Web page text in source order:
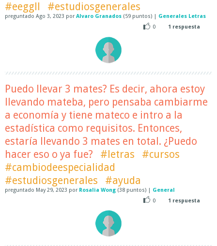
#eeggll
#estudiosgenerales
preguntado Ago 3, 2023 por Alvaro Granados (59 puntos) | Generales Letras
0
1 respuesta
Puedo llevar 3 mates? Es decir, ahora estoy
llevando mateba, pero pensaba cambiarme
a economía y tiene mateco e intro a la
estadística como requisitos. Entonces,
estaría llevando 3 mates en total. ¿Puedo
hacer eso o ya fue?
#letras
#cursos
#cambiodeespecialidad
#estudiosgenerales
#ayuda
preguntado May 29, 2023 por Rosalia Wong (38 puntos) | General
0
1 respuesta